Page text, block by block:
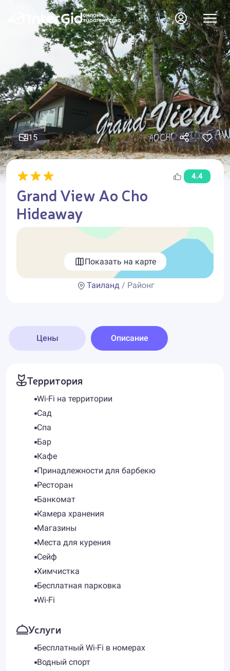
15
4.4
Grand View Ao Cho
Hideaway
Показать на карте
Таиланд/ Районг
Цены Описание
Территория
Wi-Fi на территории
Сад
Спа
Бар
Кафе
Принадлежности для барбекю
Ресторан
Банкомат
Камера хранения
Магазины
Места для курения
Сейф
Химчистка
Бесплатная парковка
Wi-Fi
Услуги
Бесплатный Wi-Fi в номерах
Водный спорт